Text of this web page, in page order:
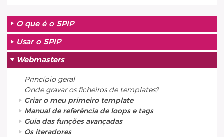
O que é o SPIP
Usar o SPIP
Webmasters
Princípio geral
Onde gravar os ficheiros de templates?
Criar o meu primeiro template
Manual de referência de loops e tags
Guia das funções avançadas
Os iteradores